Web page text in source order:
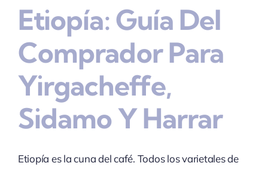
Etiopía: Guía Del
Comprador Para
Yirgacheffe,
Sidamo Y Harrar
Etiopía es la cuna del café. Todos los varietales de